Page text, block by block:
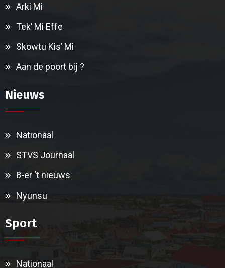
Arki Mi
Tek’ Mi Effe
Skowtu Kis’ Mi
Aan de poort bij ?
Nieuws
Nationaal
STVS Journaal
8-er ‘t nieuws
Nyunsu
Sport
Nationaal